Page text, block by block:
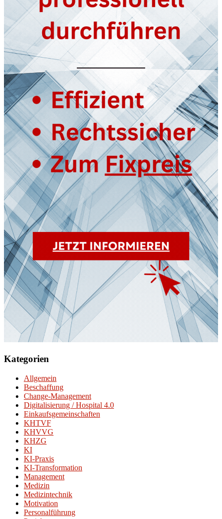
Kategorien
Allgemein
Beschaffung
Change-Management
Digitalisierung / Hospital 4.0
Einkaufsgemeinschaften
KHTVF
KHVVG
KHZG
KI
KI-Praxis
KI-Transformation
Management
Medizin
Medizintechnik
Motivation
Personalführung